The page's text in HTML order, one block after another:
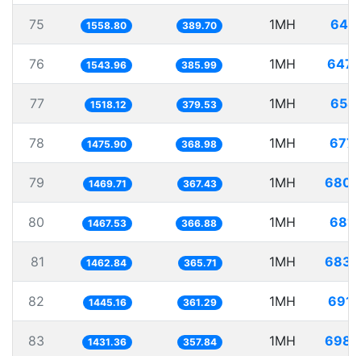
75 1558.80 389.70 1MH
76 1543.96 385.99 1MH
77 1518.12 379.53 1MH
78 1475.90 368.98 1MH
79 1469.71 367.43 1MH
80 1467.53 366.88 1MH
81 1462.84 365.71 1MH
82 1445.16 361.29 1MH
83 1431.36 357.84 1MH